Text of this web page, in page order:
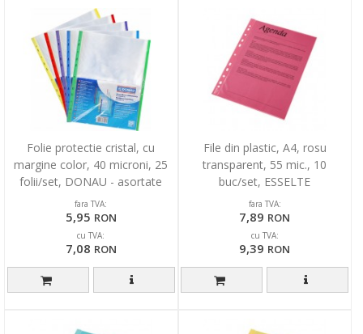
Folie protectie cristal, cu
margine color, 40 microni, 25
folii/set, DONAU - asortate
fara TVA:
5,95 RON
cu TVA:
7,08 RON
File din plastic, A4, rosu
transparent, 55 mic., 10
buc/set, ESSELTE
fara TVA:
7,89 RON
cu TVA:
9,39 RON